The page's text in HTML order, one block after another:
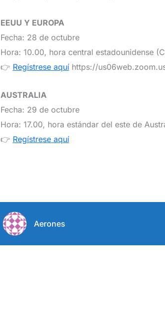
EEUU Y EUROPA
Fecha: 28 de octubre
Hora: 10.00, hora central estadounidense
👉 Regístrese aquíhttps://
AUSTRALIA
Fecha: 29 de octubre
Hora: 17.00, hora estándar del este de
👉 Regístrese aquí
Aerones